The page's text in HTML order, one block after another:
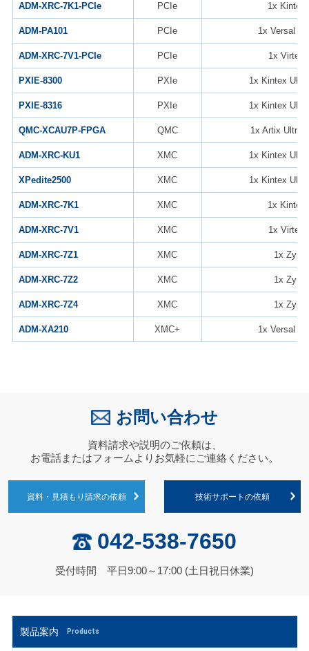
製品案内 Products
ADM-XRC-7K1-PCIe PCIe 1x
ADM-PA101 PCIe 1x Versal
ADM-XRC-7V1-PCIe PCIe 1x Virtex-
PXIE-8300 PXIe 1x Kintex
PXIE-8316 PXIe 1x Kintex
QMC-XCAU7P-FPGA QMC 1x Artix
ADM-XRC-KU1 XMC 1x Kintex
XPedite2500 XMC 1x Kintex
ADM-XRC-7K1 XMC 1x
ADM-XRC-7V1 XMC 1x Virtex-
ADM-XRC-7Z1 XMC 1x Zynq
ADM-XRC-7Z2 XMC 1x Zynq
ADM-XRC-7Z4 XMC 1x Zynq
ADM-XA210 XMC+ 1x Versal
お問い合わせ
資料請求や説明のご依頼は、
お電話またはフォームよりお気軽にご連絡ください。
資料・見積もり請求の依頼 技術サポートの依頼
042-538-7650
受付時間 平日9:00～17:00 (土日祝日休業)